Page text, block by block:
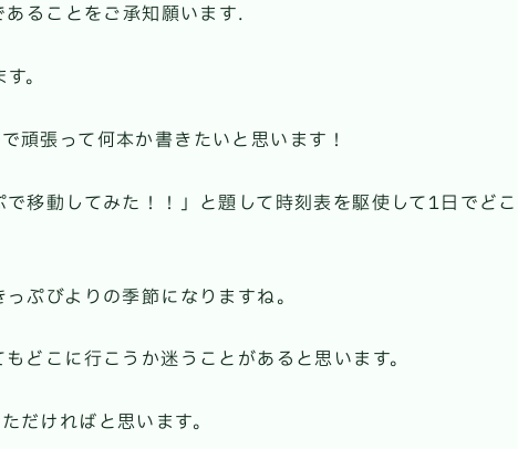
ることをご承知願います.
。
頑張って何本か書きたいと思います！
移動してみた！！」と題して時刻表を駆使して1日でどこ
ぷびよりの季節になりますね。
どこに行こうか迷うことがあると思います。
だければと思います。